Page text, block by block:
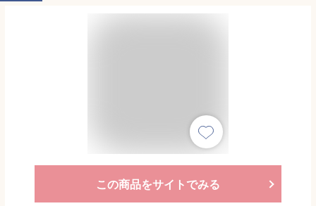
この商品をサイトでみる